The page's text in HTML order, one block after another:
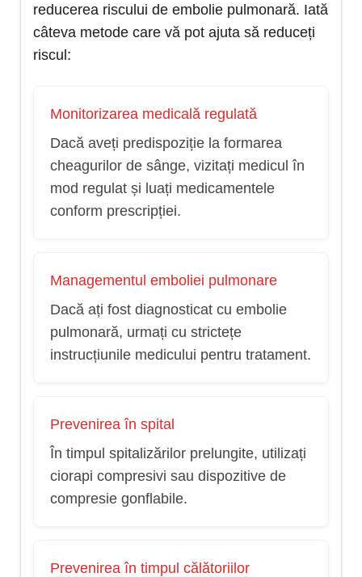
reducerea riscului de embolie pulmonară. Iată
câteva metode care vă pot ajuta să reduceți
riscul:
Monitorizarea medicală regulată
Dacă aveți predispoziție la formarea
cheagurilor de sânge, vizitați medicul în
mod regulat și luați medicamentele
conform prescripției.
Managementul emboliei pulmonare
Dacă ați fost diagnosticat cu embolie
pulmonară, urmați cu strictețe
instrucțiunile medicului pentru tratament.
Prevenirea în spital
În timpul spitalizărilor prelungite, utilizați
ciorapi compresivi sau dispozitive de
compresie gonflabile.
Prevenirea în timpul călătoriilor